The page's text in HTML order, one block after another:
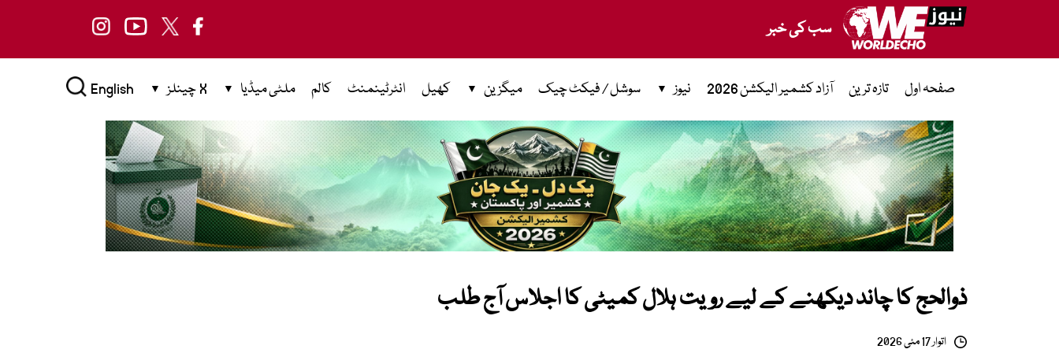
سب کی خبر
صفحہ اول تازہ ترین آزاد کشمیر الیکشن 2026 نیوز سوشل / فیکٹ چیک میگزین کھیل انٹرٹینمنٹ کالم ملٹی میڈیا X چینلز English
ذوالحج کا چاند دیکھنے کے لیے رویت ہلال کمیٹی کا اجلاس آج طلب
اتوار 17 مئی 2026